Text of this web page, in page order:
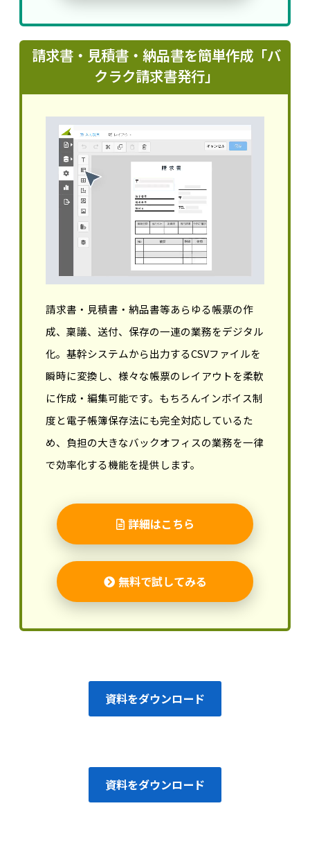
請求書・見積書・納品書を簡単作成「バ
クラク請求書発行」
請求書・見積書・納品書等あらゆる帳票の作
成、稟議、送付、保存の一連の業務をデジタル
化。基幹システムから出力するCSVファイルを
瞬時に変換し、様々な帳票のレイアウトを柔軟
に作成・編集可能です。もちろんインボイス制
度と電子帳簿保存法にも完全対応しているた
め、負担の大きなバックオフィスの業務を一律
で効率化する機能を提供します。
詳細はこちら
無料で試してみる
資料をダウンロード
資料をダウンロード